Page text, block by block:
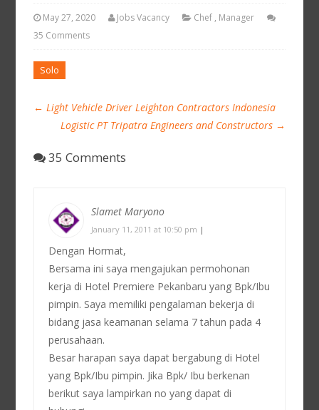
May 27, 2020 Jobs Vacancy Chef , Manager
35 Comments
Solo
← Light Vehicle Driver Leighton Contractors Indonesia
Logistic PT Tripatra Engineers and Constructors →
35 Comments
Slamet Maryono
January 11, 2011 at 10:50 pm |
Dengan Hormat,
Bersama ini saya mengajukan permohonan
kerja di Hotel Premiere Pekanbaru yang Bpk/Ibu
pimpin. Saya memiliki pengalaman bekerja di
bidang jasa keamanan selama 7 tahun pada 4
perusahaan.
Besar harapan saya dapat bergabung di Hotel
yang Bpk/Ibu pimpin. Jika Bpk/ Ibu berkenan
berikut saya lampirkan no yang dapat di